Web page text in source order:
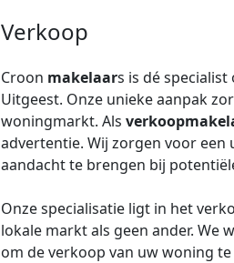
Verkoop
Croon makelaars is dé
Uitgeest. Onze unieke aanpak
woningmarkt. Als
advertentie. Wij zorgen voor
aandacht te brengen bij
Onze specialisatie ligt in het
lokale markt als geen ander. We
om de verkoop van uw woning